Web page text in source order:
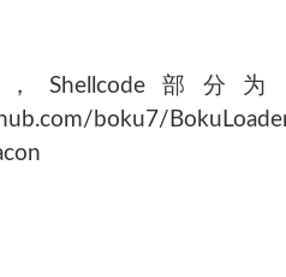
Shellcode部分为
boku7/